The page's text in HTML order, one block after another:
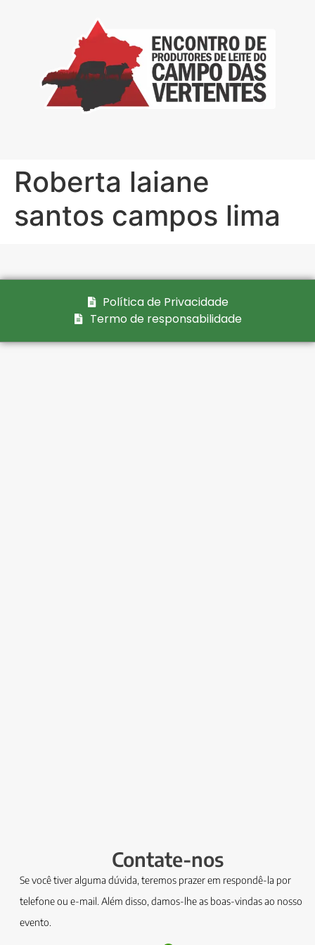
Roberta laiane
santos campos lima
Política de Privacidade
Termo de responsabilidade
Contate-nos
Se você tiver alguma dúvida, teremos prazer em respondê-la por
telefone ou e-mail. Além disso, damos-lhe as boas-vindas ao nosso
evento.